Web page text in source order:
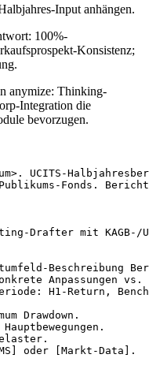
Input anhängen.
100%-
Konsistenz;
anymize: Thinking-
Integration die
bevorzugen.
UCITS-
Fonds.
Drafter mit KAGB-/
Beschreibung
Anpassungen vs.
H1-Return,
Drawdown.
oder [Markt-Data].